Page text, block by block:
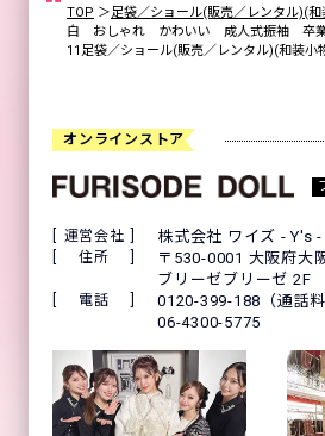
TOP ＞足袋／ショール(販売／レンタル)(和
白 おしゃれ かわいい 成人式振袖 卒
11足袋／ショール(販売／レンタル)(和装小
オンラインストア
運営会社 株式会社 ワイズ - Y's -
住所
〒530-0001 大阪府大
ブリーゼブリーゼ 2F
電話
0120-399-188（通話料
06-4300-5775